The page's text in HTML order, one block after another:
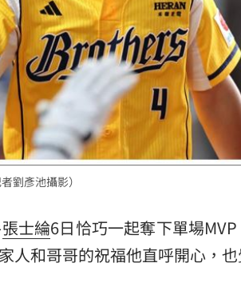
劉彥池攝影）
張士綸6日恰巧一起奪下單場MVP
人和哥哥的祝福他直呼開心，